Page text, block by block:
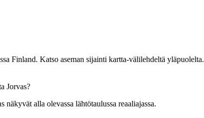
Finland. Katso aseman sijainti kartta-välilehdeltä yläpuolelta.
Jorvas?
näkyvät alla olevassa lähtötaulussa reaaliajassa.